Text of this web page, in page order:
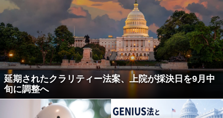
延期されたクラリティー法案、上院が採決日を9月中
旬に調整へ